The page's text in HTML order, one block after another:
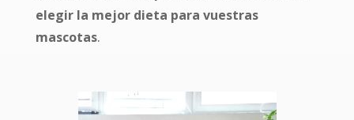
elegir la mejor dieta para vuestras
mascotas.